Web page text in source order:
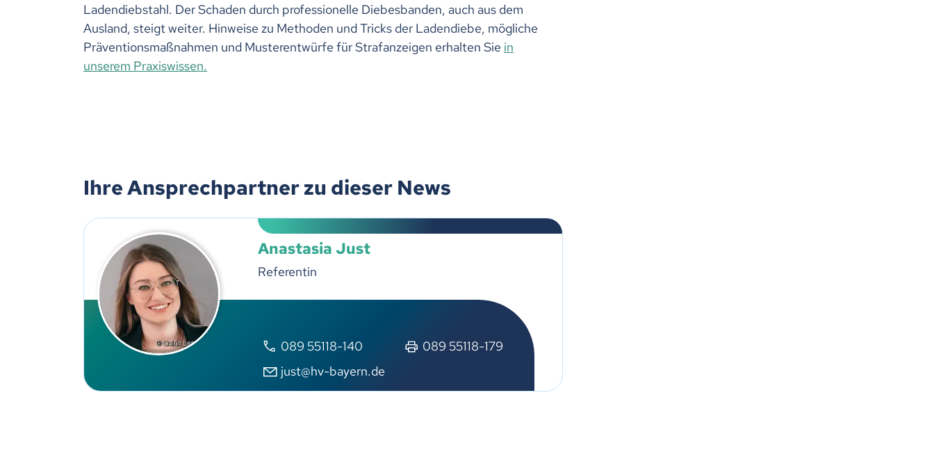
Ladendiebstahl. Der Schaden durch professionelle Diebesbanden, auch aus dem
Ausland, steigt weiter. Hinweise zu Methoden und Tricks der Ladendiebe, mögliche
Präventionsmaßnahmen und Musterentwürfe für Strafanzeigen erhalten Sie in
unserem Praxiswissen.
Ihre Ansprechpartner zu dieser News
Anastasia Just
Referentin
089 55118-140
089 55118-179
just@hv-bayern.de